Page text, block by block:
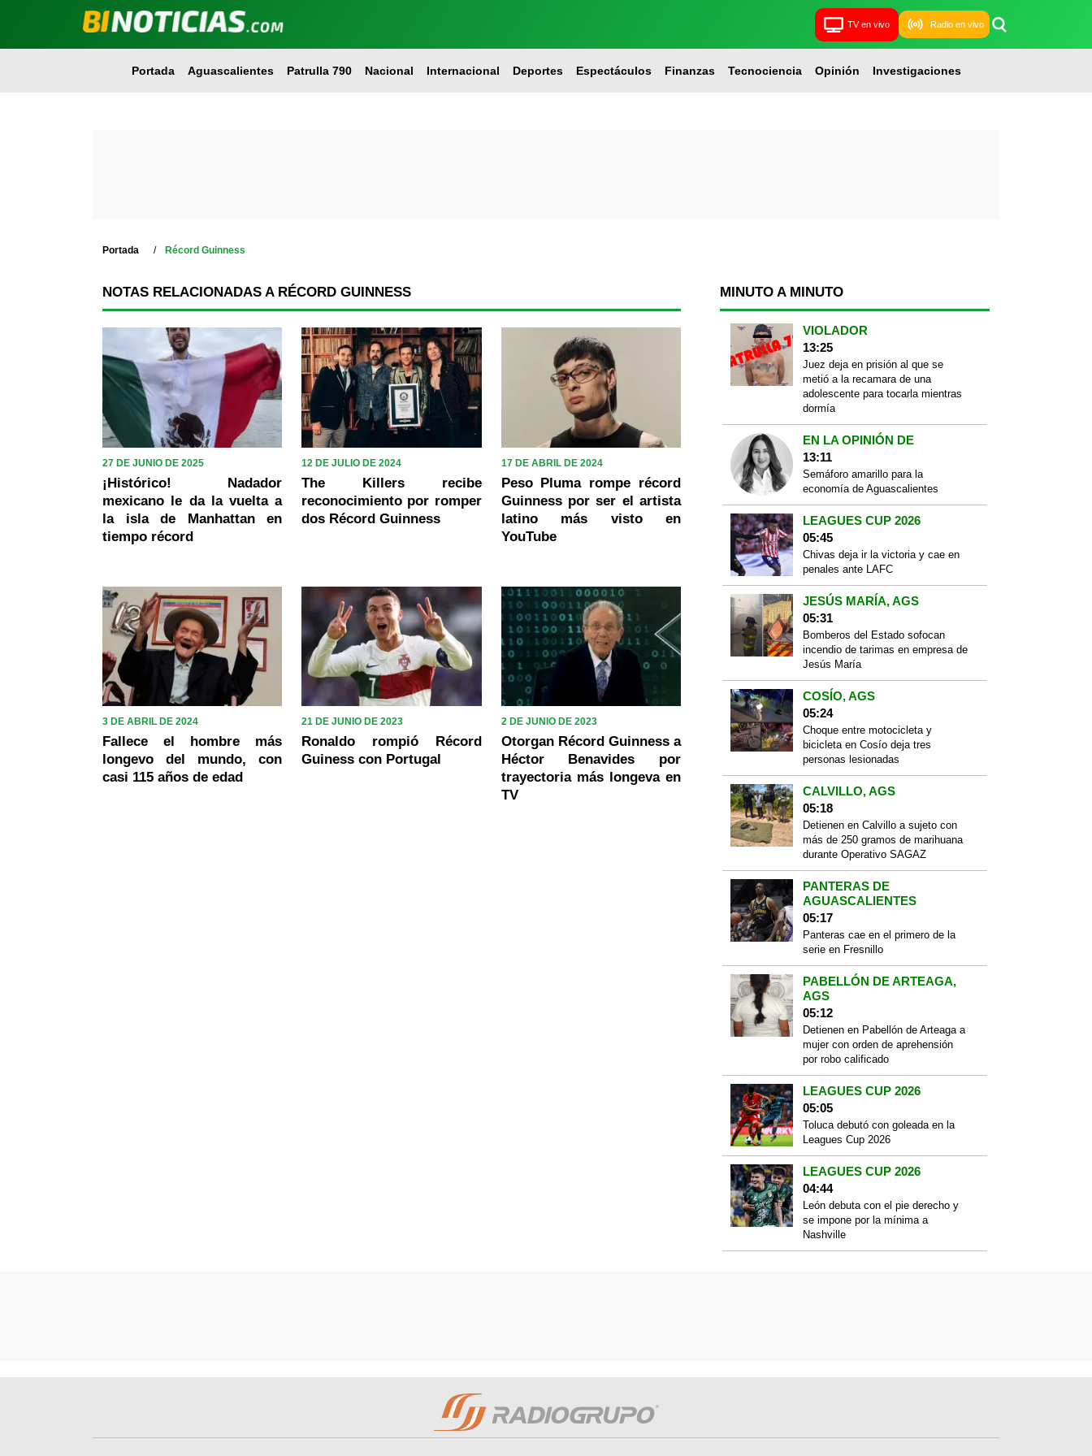
TV en vivo Radio en vivo
Portada Aguascalientes Patrulla 790 Nacional Internacional Deportes Espectáculos Finanzas Tecnociencia Opinión Investigaciones
Portada Récord Guinness
NOTAS RELACIONADAS A RÉCORD GUINNESS
27 DE JUNIO DE 2025
¡Histórico! Nadador
mexicano le da la vuelta a
la isla de Manhattan en
tiempo récord
12 DE JULIO DE 2024
The Killers recibe
reconocimiento por romper
dos Récord Guinness
17 DE ABRIL DE 2024
Peso Pluma rompe récord
Guinness por ser el artista
latino más visto en
YouTube
3 DE ABRIL DE 2024
Fallece el hombre más
longevo del mundo, con
casi 115 años de edad
21 DE JUNIO DE 2023
Ronaldo rompió Récord
Guiness con Portugal
2 DE JUNIO DE 2023
Otorgan Récord Guinness a
Héctor Benavides por
trayectoria más longeva en
TV
MINUTO A MINUTO
VIOLADOR
13:25
Juez deja en prisión al que se
metió a la recamara de una
adolescente para tocarla mientras
dormía
EN LA OPINIÓN DE
13:11
Semáforo amarillo para la
economía de Aguascalientes
LEAGUES CUP 2026
05:45
Chivas deja ir la victoria y cae en
penales ante LAFC
JESÚS MARÍA, AGS
05:31
Bomberos del Estado sofocan
incendio de tarimas en empresa de
Jesús María
COSÍO, AGS
05:24
Choque entre motocicleta y
bicicleta en Cosío deja tres
personas lesionadas
CALVILLO, AGS
05:18
Detienen en Calvillo a sujeto con
más de 250 gramos de marihuana
durante Operativo SAGAZ
PANTERAS DE
AGUASCALIENTES
05:17
Panteras cae en el primero de la
serie en Fresnillo
PABELLÓN DE ARTEAGA,
AGS
05:12
Detienen en Pabellón de Arteaga a
mujer con orden de aprehensión
por robo calificado
LEAGUES CUP 2026
05:05
Toluca debutó con goleada en la
Leagues Cup 2026
LEAGUES CUP 2026
04:44
León debuta con el pie derecho y
se impone por la mínima a
Nashville